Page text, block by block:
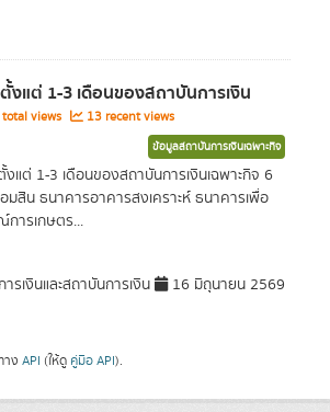
แต่ 1-3 เดือนของสถาบันการเงิน
views 13 recent views
ข้อมูลสถาบันการเงินเฉพาะกิจ
แต่ 1-3 เดือนของสถาบันการเงินเฉพาะกิจ 6
มสิน ธนาคารอาคารสงเคราะห์ ธนาคารเพื่อ
การเกษตร...
รเงินและสถาบันการเงิน 16 มิถุนายน 2569
ง API (ให้ดู คู่มือ API).